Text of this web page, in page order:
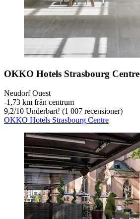
OKKO Hotels Strasbourg Centre
Neudorf Ouest
‐1,73 km från centrum
9,2/10 Underbart! (1 007 recensioner)
OKKO Hotels Strasbourg Centre